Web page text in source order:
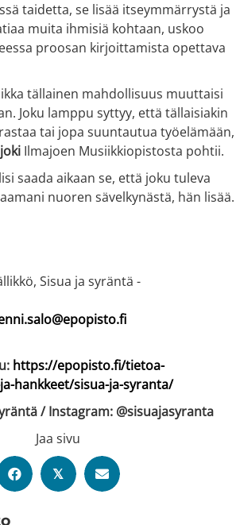
taidetta, se lisää itseymmärrystä ja
muita ihmisiä kohtaan, uskoo
proosan kirjoittamista opettava
tällainen mahdollisuus muuttaisi
Joku lamppu syttyy, että tällaisiakin
tai jopa suuntautua työelämään,
Ilmajoen Musiikkiopistosta pohtii.
saada aikaan se, että joku tuleva
nuoren sävelkynästä, hän lisää.
Sisua ja syräntä -
https://epopisto.fi/tietoa-
hankkeet/sisua-ja-syranta/
/ Instagram: @sisuajasyranta
Jaa sivu
𝕏